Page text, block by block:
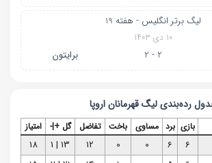
لیگ برتر انگلیس - هفته 19
۱۰ دی ۱۴۰۳
2 - 2 برایتون
رده‌بندیلیگ قهرمانان اروپا
بازی برد مساوی باخت تفاضل گل +|- امتیاز
6
6
0
0
12
13 | 1
18